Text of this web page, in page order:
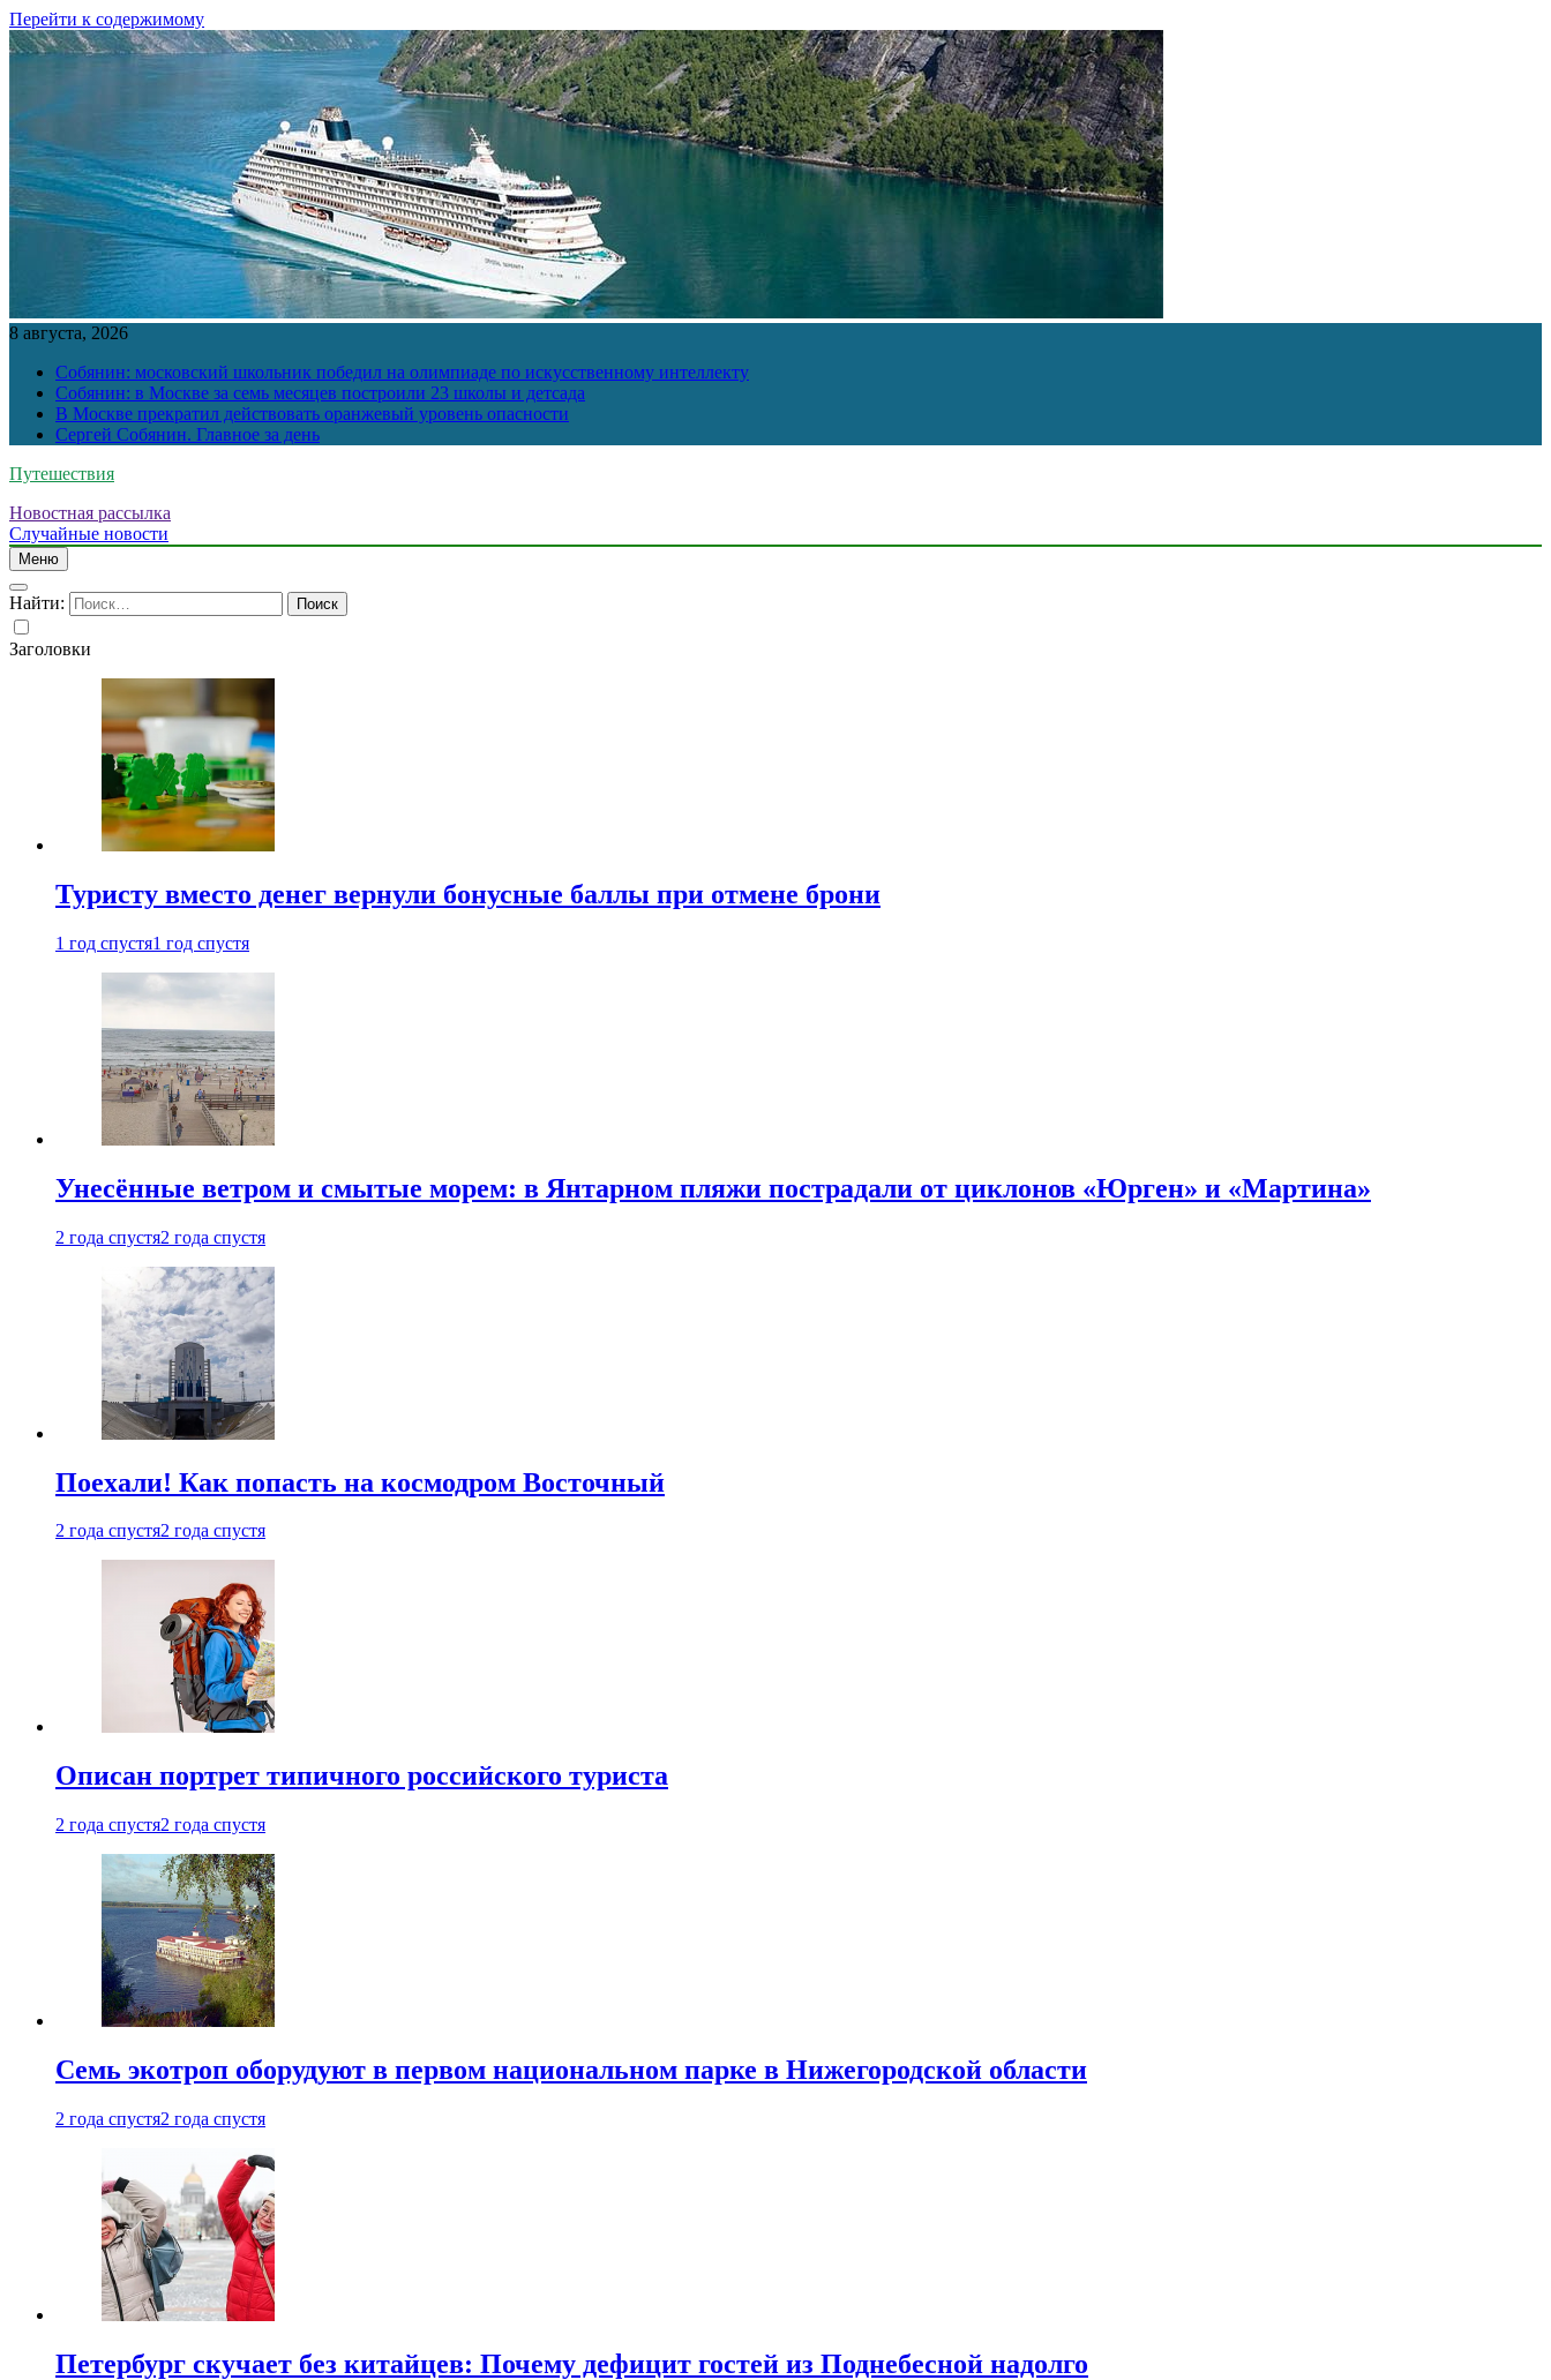
Перейти к содержимому
8 августа, 2026
Собянин: московский школьник победил на олимпиаде по искусственному интеллекту
Собянин: в Москве за семь месяцев построили 23 школы и детсада
В Москве прекратил действовать оранжевый уровень опасности
Сергей Собянин. Главное за день
Путешествия
Новостная рассылка
Случайные новости
Меню
Найти:
Заголовки
Туристу вместо денег вернули бонусные баллы при отмене брони
1 год спустя1 год спустя
Унесённые ветром и смытые морем: в Янтарном пляжи пострадали от циклонов «Юрген» и «Мартина»
2 года спустя2 года спустя
Поехали! Как попасть на космодром Восточный
2 года спустя2 года спустя
Описан портрет типичного российского туриста
2 года спустя2 года спустя
Семь экотроп оборудуют в первом национальном парке в Нижегородской области
2 года спустя2 года спустя
Петербург скучает без китайцев: Почему дефицит гостей из Поднебесной надолго